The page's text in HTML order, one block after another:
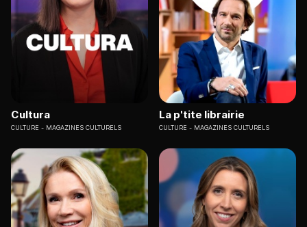
Cultura
CULTURE MAGAZINES CULTURELS
La p'tite librairie
CULTURE MAGAZINES CULTURELS